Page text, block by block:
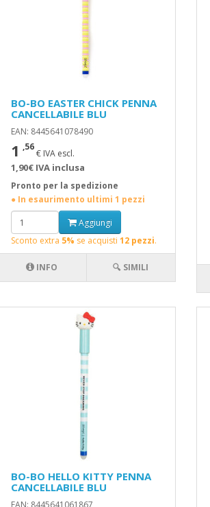
BO-BO EASTER CHICK PENNA
CANCELLABILE BLU
EAN: 8445641078490
1 ,56
€ IVA escl.
1,90€ IVA inclusa
Pronto per la spedizione
● In esaurimento ultimi 1 pezzi
Aggiungi
Sconto extra 5% se acquisti 12 pezzi.
INFO 🔍 SIMILI
BO-BO HELLO KITTY PENNA
CANCELLABILE BLU
EAN: 8445641061867